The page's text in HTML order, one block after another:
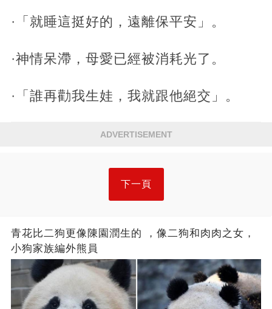
·「就睡這挺好的，遠離保平安」。
·神情呆滯，母愛已經被消耗光了。
·「誰再勸我生娃，我就跟他絕交」。
ADVERTISEMENT
下一頁
青花比二狗更像陳園潤生的 ​​，像二狗和肉肉之女，
小狗家族編外熊員